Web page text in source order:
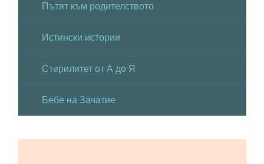
Пътят към родителството
Истински истории
Стерилитет от А до Я
Бебе на Зачатие